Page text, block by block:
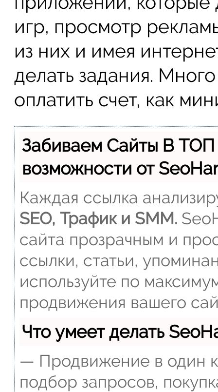
игр, просмотр
из них и имея
делать задания.
оплатить счет, как
Забиваем Сайты В
возможности от
Каждая ссылка
SEO, Трафик и SMM.
сайта прозрачным и
ссылки, статьи,
используйте по
продвижения вашего
Что умеет делать
— Продвижение в один
подбор запросов,